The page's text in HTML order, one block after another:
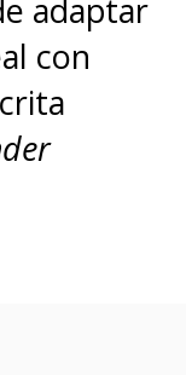
adaptar
con